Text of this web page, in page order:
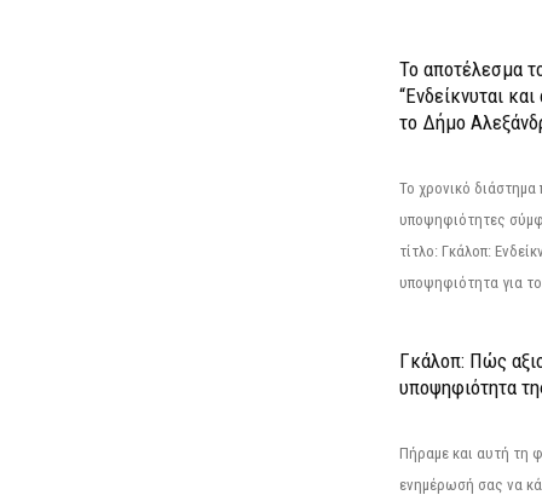
Το αποτέλεσμα
“Ενδείκνυται
το Δήμο
Το χρονικό διάστημα
υποψηφιότητες
τίτλο: Γκάλοπ:
υποψηφιότητα για
Γκάλοπ: Πώς
υποψηφιότητα
Πήραμε και αυτή τη
ενημέρωσή σας να